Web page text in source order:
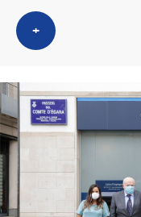
l
a
d
e
c
a
t
e
d
o
A
n
d
o
r
d
+